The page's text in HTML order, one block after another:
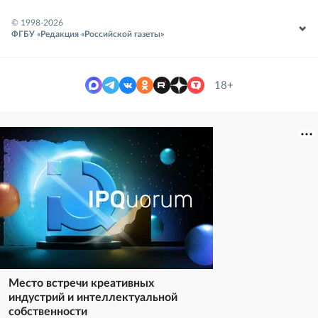
© 1998-2026
ФГБУ «Редакция «Российской газеты»
18+
Место встречи креативных
индустрий и интеллектуальной
собственности